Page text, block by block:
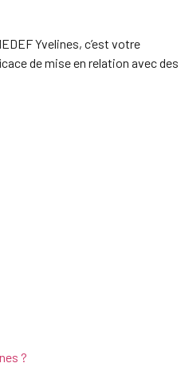
Yvelines, c’est votre
de mise en relation avec des
?